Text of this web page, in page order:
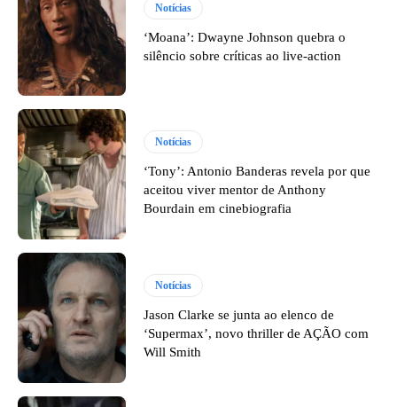
Notícias
‘Moana’: Dwayne Johnson quebra o
silêncio sobre críticas ao live-action
Notícias
‘Tony’: Antonio Banderas revela por que
aceitou viver mentor de Anthony
Bourdain em cinebiografia
Notícias
Jason Clarke se junta ao elenco de
‘Supermax’, novo thriller de AÇÃO com
Will Smith